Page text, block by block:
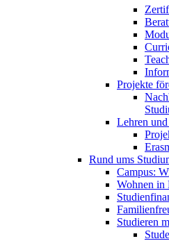
Projekte
Lehren
Rund ums
Campus:
Wohnen in
Studieren